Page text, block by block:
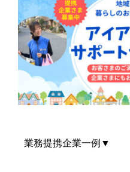
業務提携企業一例▼